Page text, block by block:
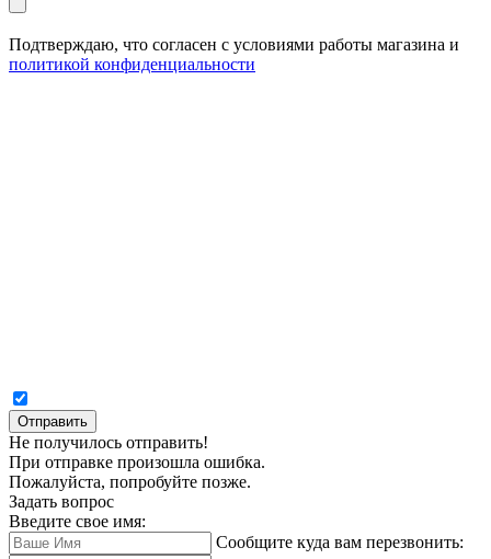
Подтверждаю, что согласен с условиями работы магазина и
политикой конфиденциальности
Отправить
Не получилось отправить!
При отправке произошла ошибка.
Пожалуйста, попробуйте позже.
Задать вопрос
Введите свое имя:
Сообщите куда вам перезвонить: